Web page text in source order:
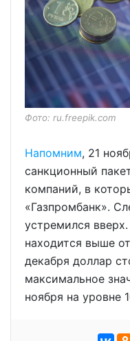
Фото: ru.freepik.com
Напомним, 21
санкционный
компаний, в
«Газпромбанк».
устремился
находится выше
декабря доллар
максимальное
ноября на уровне